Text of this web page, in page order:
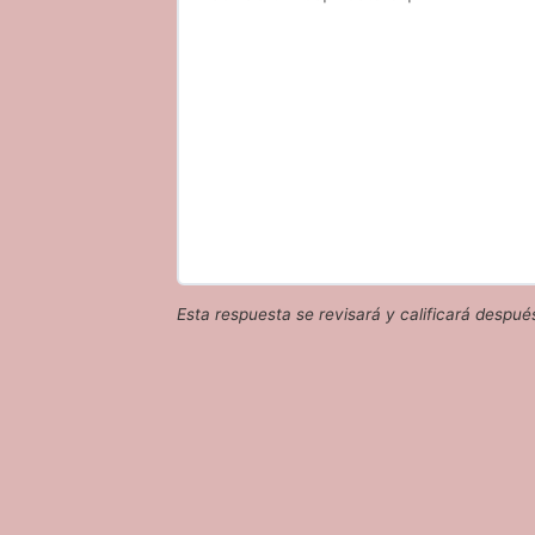
Esta respuesta se revisará y calificará